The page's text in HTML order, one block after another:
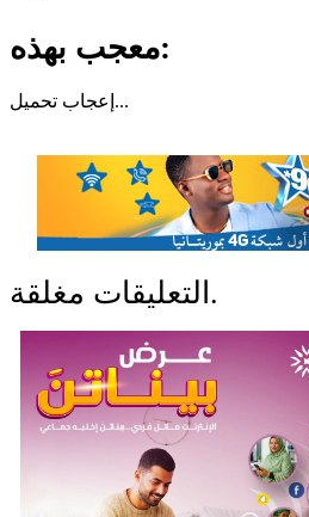
معجب بهذه:
إعجاب تحميل...
التعليقات مغلقة.